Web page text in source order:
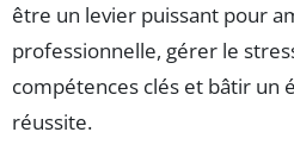
être un levier puissant pour
professionnelle, gérer le
compétences clés et bâtir un
réussite.